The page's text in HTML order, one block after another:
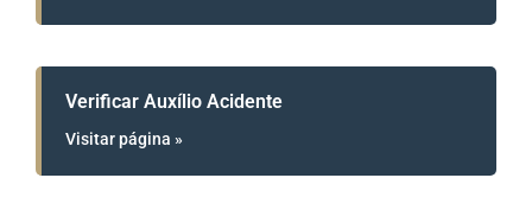
Verificar Auxílio Acidente
Visitar página »